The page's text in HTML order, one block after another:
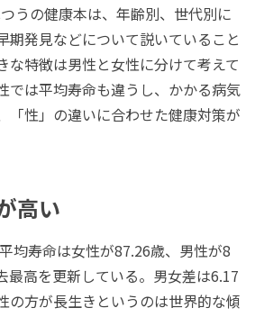
うの健康本は、年齢別、世代別に
期発見などについて説いていること
な特徴は男性と女性に分けて考えて
では平均寿命も違うし、かかる病気
「性」の違いに合わせた健康対策が
高い
均寿命は女性が87.26歳、男性が8
最高を更新している。男女差は6.17
の方が長生きというのは世界的な傾